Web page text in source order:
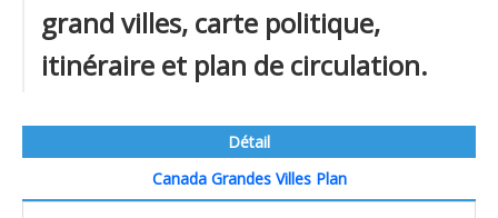
grand villes, carte politique,
itinéraire et plan de circulation.
Détail
Canada Grandes Villes Plan